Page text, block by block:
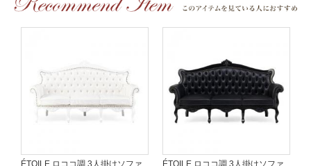
ÉTOILE ロココ調 3人掛けソファ ÉTOILE ロココ調 3人掛けソファ